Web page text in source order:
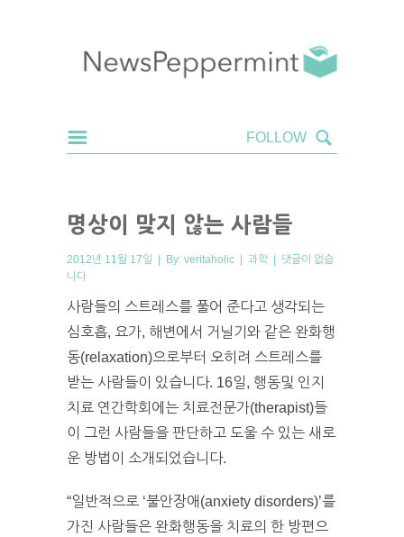
명상이 맞지 않는 사람들
2012년 11월 17일 | By: veritaholic | 과학 | 댓글이 없습
니다
사람들의 스트레스를 풀어 준다고 생각되는
심호흡, 요가, 해변에서 거닐기와 같은 완화행
동(relaxation)으로부터 오히려 스트레스를
받는 사람들이 있습니다. 16일, 행동및 인지
치료 연간학회에는 치료전문가(therapist)들
이 그런 사람들을 판단하고 도울 수 있는 새로
운 방법이 소개되었습니다.
“일반적으로 ‘불안장애(anxiety disorders)’를
가진 사람들은 완화행동을 치료의 한 방편으